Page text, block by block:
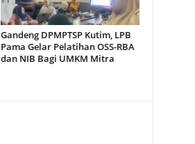
Gandeng DPMPTSP Kutim, LPB
Pama Gelar Pelatihan OSS-RBA
dan NIB Bagi UMKM Mitra